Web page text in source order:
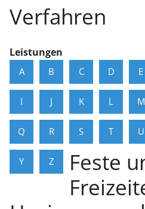
Verfahren
Leistungen
A B C D E
I J K L M
Q R S T U
Y Z
Feste